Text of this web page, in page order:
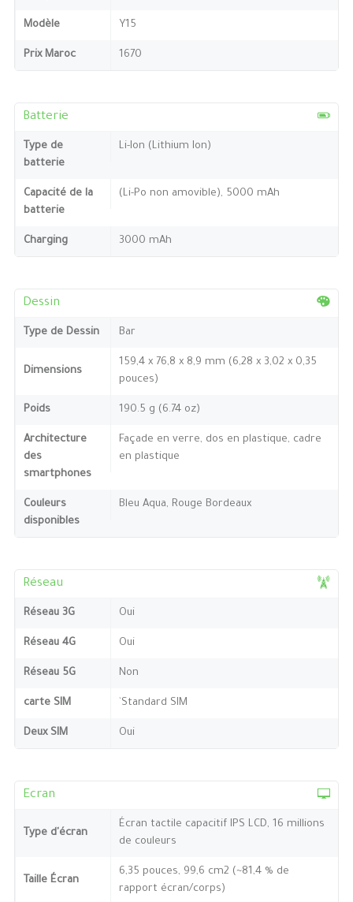
Modèle Y15
Prix Maroc 1670
Batterie
Type de
batterie
Li-Ion (Lithium Ion)
Capacité de la
batterie
(Li-Po non amovible), 5000 mAh
Charging 3000 mAh
Dessin
Type de Dessin Bar
Dimensions
159,4 x 76,8 x 8,9 mm (6,28 x 3,02 x 0,35
pouces)
Poids 190.5 g (6.74 oz)
Architecture
des
smartphones
Façade en verre, dos en plastique, cadre
en plastique
Couleurs
disponibles
Bleu Aqua, Rouge Bordeaux
Réseau
Réseau 3G Oui
Réseau 4G Oui
Réseau 5G Non
carte SIM `Standard SIM
Deux SIM Oui
Ecran
Type d'écran
Écran tactile capacitif IPS LCD, 16 millions
de couleurs
Taille Écran
6,35 pouces, 99,6 cm2 (~81,4 % de
rapport écran/corps)